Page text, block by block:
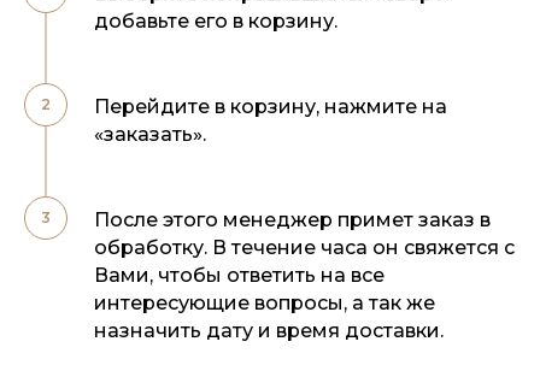
добавьте его в корзину.
Перейдите в корзину, нажмите на
«заказать».
После этого менеджер примет заказ в
обработку. В течение часа он свяжется с
Вами, чтобы ответить на все
интересующие вопросы, а так же
назначить дату и время доставки.